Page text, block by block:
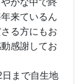
かな中で終
来ているん
る方にもお
感謝してお
まで自生地